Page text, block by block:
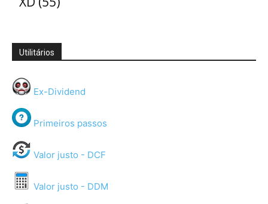
Utilitários
Ex-Dividend
Primeiros passos
Valor justo - DCF
Valor justo - DDM